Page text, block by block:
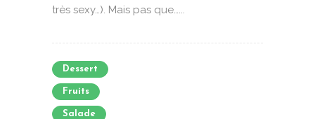
très sexy…). Mais pas que…...
Dessert
Fruits
Salade